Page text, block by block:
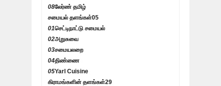
08லேர்ண் தமிழ்
சமையல் தளங்கள்05
01செட்டிநாட்டு சமையல்
02அறுசுவை
03சமையலறை
04திண்ணை
05Yarl Cuisine
கிராமங்களின் தளங்கள்29